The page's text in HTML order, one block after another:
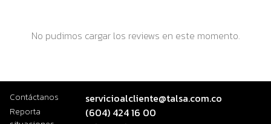
No pudimos cargar los reviews en este momento.
Contáctanos servicioalcliente@talsa.com.co
Reporta
(604) 424 16 00